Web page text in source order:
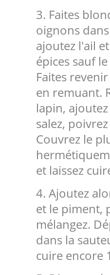
3. Faites
oignons
ajoutez l'ail
épices sauf
Faites
en remuant.
lapin,
salez,
Couvrez le
et laissez
4. Ajoutez
et le piment,
mélangez.
dans la
cuire encore